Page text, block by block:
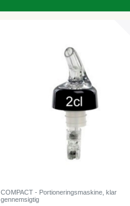
COMPACT - Portioneringsmaskine, klar
gennemsigtig